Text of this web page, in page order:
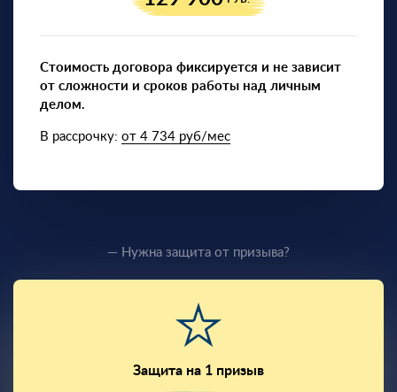
Стоимость договора фиксируется и не зависит
от сложности и сроков работы над личным
делом.
В рассрочку: от 4 734 руб/мес
— Нужна защита от призыва?
Защита на 1 призыв